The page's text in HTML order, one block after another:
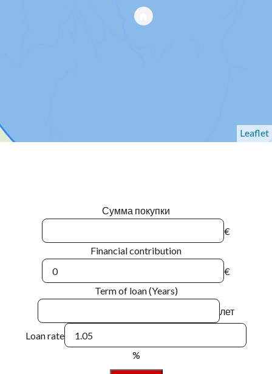
Leaflet
Сумма покупки
€
Financial contribution
€
Term of loan (Years)
лет
Loan rate
%